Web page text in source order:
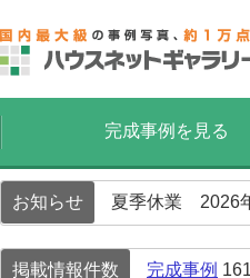
完成事例を見る
お知らせ 夏季休業 2026
掲載情報件数 完成事例